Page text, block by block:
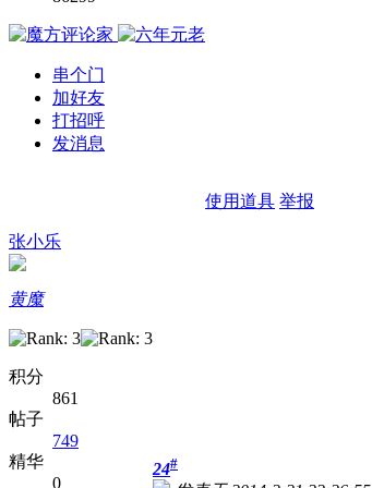
串个门
加好友
打招呼
发消息
使用道具 举报
张小乐
黄魔
积分
861
帖子
749
精华
0
24#